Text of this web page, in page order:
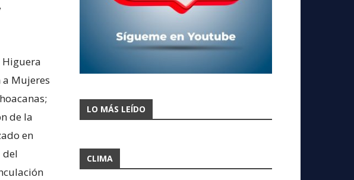
Mujeres
de la
en
del
LO MÁS LEÍDO
CLIMA